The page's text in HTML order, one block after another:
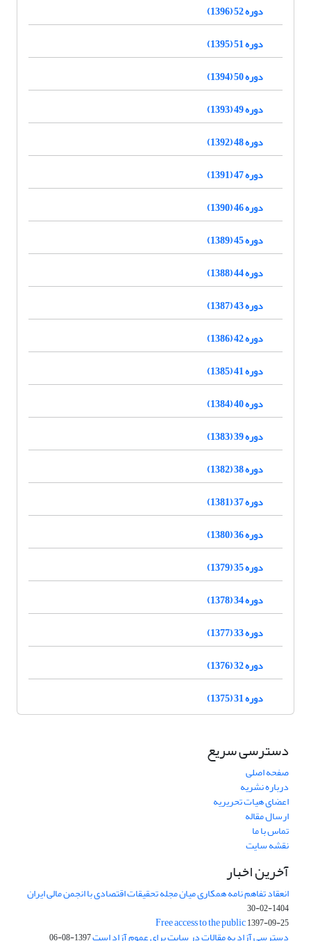
دوره 52 (1396)
دوره 51 (1395)
دوره 50 (1394)
دوره 49 (1393)
دوره 48 (1392)
دوره 47 (1391)
دوره 46 (1390)
دوره 45 (1389)
دوره 44 (1388)
دوره 43 (1387)
دوره 42 (1386)
دوره 41 (1385)
دوره 40 (1384)
دوره 39 (1383)
دوره 38 (1382)
دوره 37 (1381)
دوره 36 (1380)
دوره 35 (1379)
دوره 34 (1378)
دوره 33 (1377)
دوره 32 (1376)
دوره 31 (1375)
دسترسی سریع
صفحه اصلی
درباره نشریه
اعضای هیات تحریریه
ارسال مقاله
تماس با ما
نقشه سایت
آخرین اخبار
انعقاد تفاهم نامه همکاری میان مجله تحقیقات اقتصادی با انجمن مالی ایران
1404-02-30
Free access to the public1397-09-25
دسترسی آزاد به مقالات در سایت برای عموم آزاد است1397-08-06